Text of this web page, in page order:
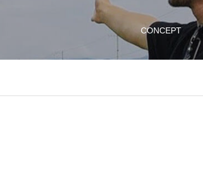
CONCEPT